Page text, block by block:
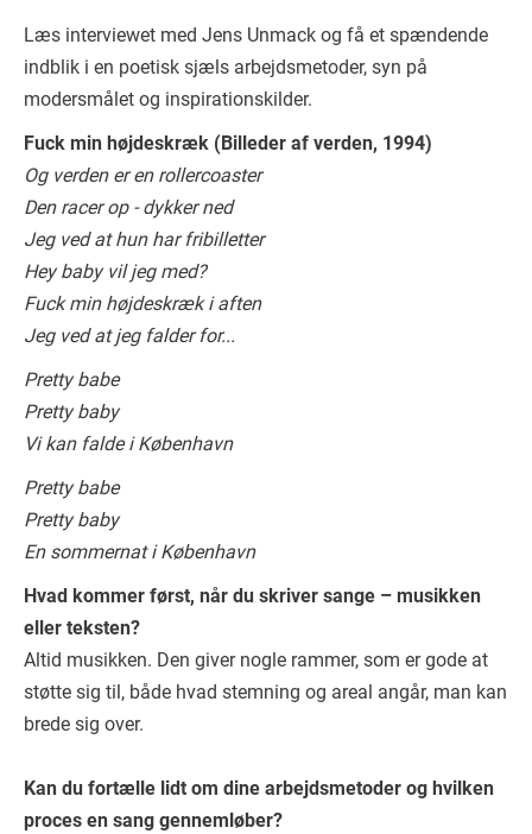
Læs interviewet med Jens Unmack og få et spændende
indblik i en poetisk sjæls arbejdsmetoder, syn på
modersmålet og inspirationskilder.
Fuck min højdeskræk (Billeder af verden, 1994)
Og verden er en rollercoaster
Den racer op - dykker ned
Jeg ved at hun har fribilletter
Hey baby vil jeg med?
Fuck min højdeskræk i aften
Jeg ved at jeg falder for...
Pretty babe
Pretty baby
Vi kan falde i København
Pretty babe
Pretty baby
En sommernat i København
Hvad kommer først, når du skriver sange – musikken
eller teksten?
Altid musikken. Den giver nogle rammer, som er gode at
støtte sig til, både hvad stemning og areal angår, man kan
brede sig over.
Kan du fortælle lidt om dine arbejdsmetoder og hvilken
proces en sang gennemløber?